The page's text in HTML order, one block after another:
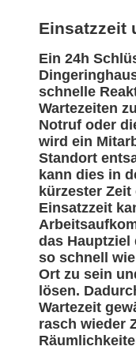
Einsatzzeit
Ein 24h
schnelle
Wartezeiten
Notruf oder
wird ein
Standort
kann dies in
kürzester
Einsatzzeit
das
so schnell
Ort zu sein
lösen.
Wartezeit
rasch wieder